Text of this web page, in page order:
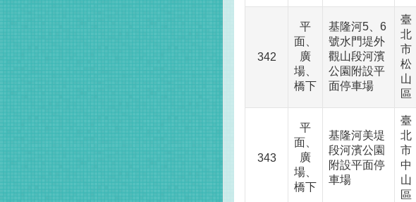
342
平
面、
廣
場、
橋下
基隆河5、6
號水門堤外
觀山段河濱
公園附設平
面停車場
臺
北
市
松
山
區
343
平
面、
廣
場、
橋下
基隆河美堤
段河濱公園
附設平面停
車場
臺
北
市
中
山
區